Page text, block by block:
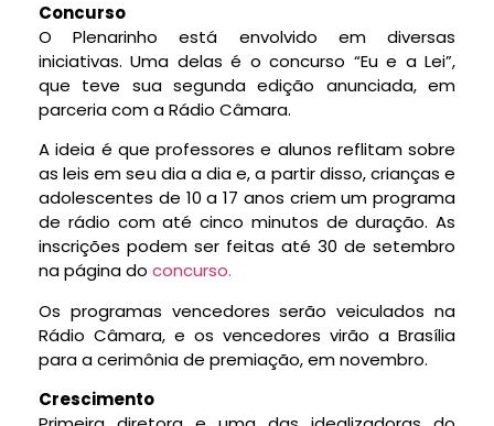
Concurso
O Plenarinho está envolvido em diversas
iniciativas. Uma delas é o concurso “Eu e a Lei”,
que teve sua segunda edição anunciada, em
parceria com a Rádio Câmara.
A ideia é que professores e alunos reflitam sobre
as leis em seu dia a dia e, a partir disso, crianças e
adolescentes de 10 a 17 anos criem um programa
de rádio com até cinco minutos de duração. As
inscrições podem ser feitas até 30 de setembro
na página do concurso.
Os programas vencedores serão veiculados na
Rádio Câmara, e os vencedores virão a Brasília
para a cerimônia de premiação, em novembro.
Crescimento